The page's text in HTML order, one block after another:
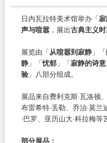
日内瓦拉特美术馆举办「
声与喧嚣 ，展出古典主义
展览由「从喧嚣到寂静 」「
静 」「忧郁 」「寂静的诗意
验 」八部分组成。
展品来自费利克斯·瓦洛顿
布雷希特·丢勒、乔治·莫
·巴罗、亚历山大·科拉梅等
部分展品：